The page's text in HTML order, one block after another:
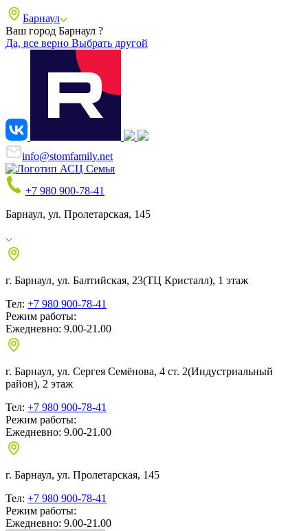
Барнаул
Ваш город Барнаул ?
Да, все верно Выбрать другой
info@stomfamily.net
+7 980 900-78-41
Барнаул, ул. Пролетарская, 145
г. Барнаул, ул. Балтийская, 23(ТЦ Кристалл), 1 этаж
Тел: +7 980 900-78-41
Режим работы:
Ежедневно: 9.00-21.00
г. Барнаул, ул. Сергея Семёнова, 4 ст. 2(Индустриальный
район), 2 этаж
Тел: +7 980 900-78-41
Режим работы:
Ежедневно: 9.00-21.00
г. Барнаул, ул. Пролетарская, 145
Тел: +7 980 900-78-41
Режим работы:
Ежедневно: 9.00-21.00